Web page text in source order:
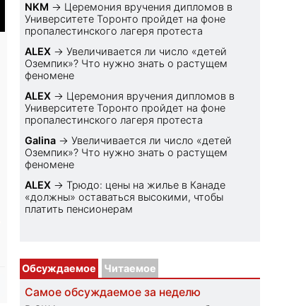
NKM → Церемония вручения дипломов в
Университете Торонто пройдет на фоне
пропалестинского лагеря протеста
ALEX →Увеличивается ли число «детей
Оземпик»? Что нужно знать о растущем
феномене
ALEX → Церемония вручения дипломов в
Университете Торонто пройдет на фоне
пропалестинского лагеря протеста
Galina →Увеличивается ли число «детей
Оземпик»? Что нужно знать о растущем
феномене
ALEX →Трюдо: цены на жилье в Канаде
«должны» оставаться высокими, чтобы
платить пенсионерам
Обсуждаемое Читаемое
Самое обсуждаемое за неделю